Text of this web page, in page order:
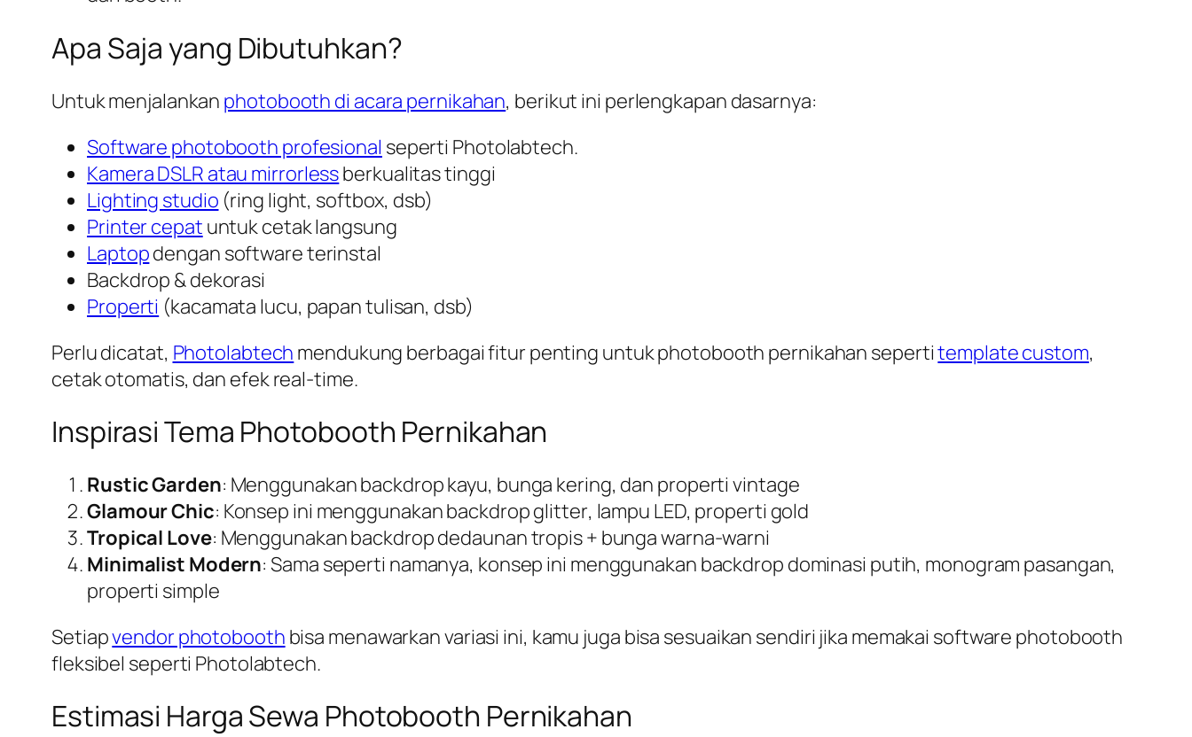
Apa Saja yang Dibutuhkan?
Untuk menjalankan photobooth di acara pernikahan, berikut ini perlengkapan dasarnya:
Software photobooth profesional seperti Photolabtech.
Kamera DSLR atau mirrorlessberkualitas tinggi
Lighting studio (ring light, softbox, dsb)
Printer cepat untuk cetak langsung
Laptopdengan software terinstal
Backdrop & dekorasi
Properti (kacamata lucu, papan tulisan, dsb)
Perlu dicatat, Photolabtech mendukung berbagai fitur penting untuk photobooth pernikahan sepertitemplate custom,
cetak otomatis, dan efekreal-time.
Inspirasi Tema Photobooth Pernikahan
Rustic Garden: Menggunakan backdrop kayu, bunga kering, dan properti vintage
Glamour Chic: Konsep ini menggunakanbackdrop glitter, lampu LED, properti gold
Tropical Love: Menggunakan backdrop dedaunan tropis + bunga warna-warni
Minimalist Modern: Sama seperti namanya, konsep ini menggunakan backdrop dominasi putih, monogram pasangan,
properti simple
Setiapvendor photobooth bisa menawarkan variasi ini, kamu juga bisa sesuaikan sendiri jika memakai software photobooth
fleksibel seperti Photolabtech.
Estimasi Harga Sewa Photobooth Pernikahan